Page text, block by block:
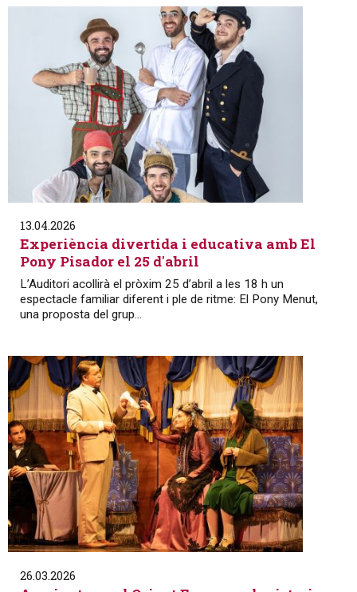
13.04.2026
Experiència divertida i educativa amb El
Pony Pisador el 25 d'abril
L’Auditori acollirà el pròxim 25 d’abril a les 18 h un
espectacle familiar diferent i ple de ritme: El Pony Menut,
una proposta del grup...
26.03.2026